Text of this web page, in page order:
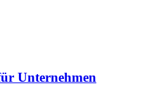
Unternehmen